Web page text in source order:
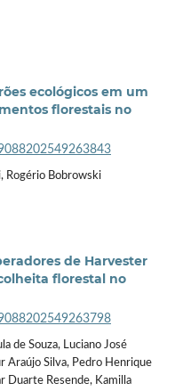
ecológicos em um
florestais no
Rogério Bobrowski
de Harvester
florestal no
de Souza, Luciano José
Araújo Silva, Pedro Henrique
Duarte Resende, Kamilla